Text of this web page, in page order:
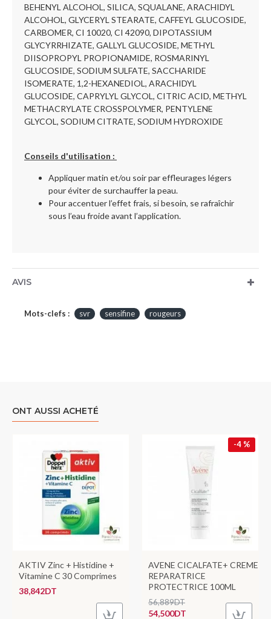
BEHENYL ALCOHOL, SILICA, SQUALANE, ARACHIDYL
ALCOHOL, GLYCERYL STEARATE, CAFFEYL GLUCOSIDE,
CARBOMER, CI 10020, CI 42090, DIPOTASSIUM
GLYCYRRHIZATE, GALLYL GLUCOSIDE, METHYL
DIISOPROPYL PROPIONAMIDE, ROSMARINYL
GLUCOSIDE, SODIUM SULFATE, SACCHARIDE
ISOMERATE, 1,2-HEXANEDIOL, ARACHIDYL
GLUCOSIDE, CAPRYLYL GLYCOL, CITRIC ACID, METHYL
METHACRYLATE CROSSPOLYMER, PENTYLENE
GLYCOL, SODIUM CITRATE, SODIUM HYDROXIDE
Conseils d'utilisation :
Appliquer matin et/ou soir par effleurages légers
pour éviter de surchauffer la peau.
Pour accentuer l’effet frais, si besoin, se rafraîchir
sous l’eau froide avant l’application.
AVIS
Mots-clefs : svr sensifine rougeurs
ONT AUSSI ACHETÉ
AKTIV Zinc + Histidine +
Vitamine C 30 Comprimes
38,842DT
-4 %
AVENE CICALFATE+ CREME
REPARATRICE
PROTECTRICE 100ML
54,500DT
56,889DT